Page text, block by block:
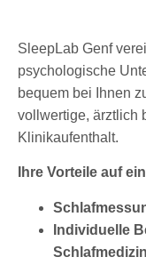
SleepLab Genf
psychologische
bequem bei Ihnen
vollwertige, ärztlich
Klinikaufenthalt.
Ihre Vorteile auf
Individuelle
Schlafmedizin